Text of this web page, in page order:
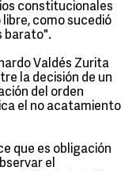
constitucionales
como sucedió
barato".
Valdés Zurita
la decisión de un
del orden
el no acatamiento
que es obligación
el